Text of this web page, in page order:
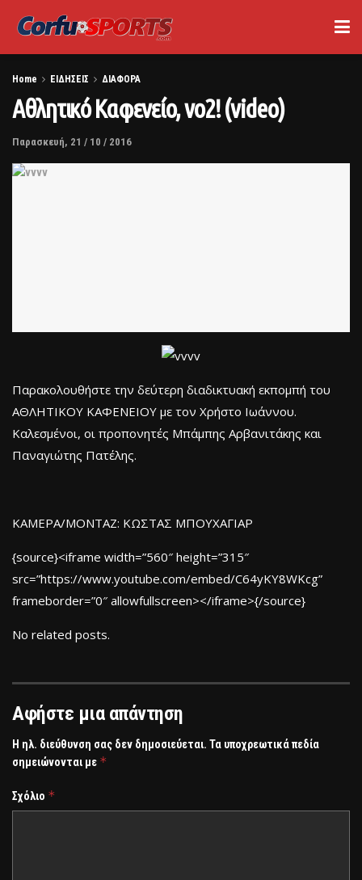
Home ΕΙΔΗΣΕΙΣ ΔΙΑΦΟΡΑ
Αθλητικό Καφενείο, νο2! (video)
Παρασκευή, 21 / 10 / 2016
Παρακολουθήστε την δεύτερη διαδικτυακή εκπομπή του
ΑΘΛΗΤΙΚΟΥ ΚΑΦΕΝΕΙΟΥ με τον Χρήστο Ιωάννου.
Καλεσμένοι, οι προπονητές Μπάμπης Αρβανιτάκης και
Παναγιώτης Πατέλης.
KAMEΡΑ/ΜΟΝΤΑZ: ΚΩΣΤΑΣ ΜΠΟΥΧΑΓΙΑΡ
{source}<iframe width=”560″ height=”315″
src=”https://www.youtube.com/embed/C64yKY8WKcg”
frameborder=”0″ allowfullscreen></iframe>{/source}
No related posts.
Αφήστε μια απάντηση
Η ηλ. διεύθυνση σας δεν δημοσιεύεται. Τα υποχρεωτικά πεδία
σημειώνονται με *
Σχόλιο *